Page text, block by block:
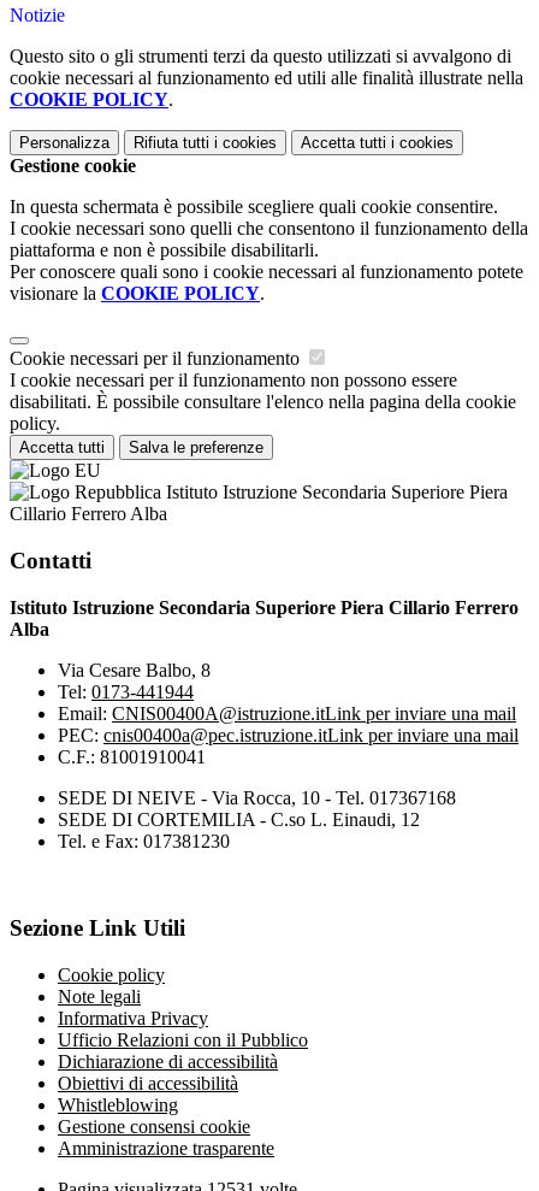
Notizie
Questo sito o gli strumenti terzi da questo utilizzati si avvalgono di
cookie necessari al funzionamento ed utili alle finalità illustrate nella
COOKIE POLICY.
Personalizza Rifiuta tutti i cookies Accetta tutti i cookies
Gestione cookie
In questa schermata è possibile scegliere quali cookie consentire.
I cookie necessari sono quelli che consentono il funzionamento della
piattaforma e non è possibile disabilitarli.
Per conoscere quali sono i cookie necessari al funzionamento potete
visionare la COOKIE POLICY.
Cookie necessari per il funzionamento
I cookie necessari per il funzionamento non possono essere
disabilitati. È possibile consultare l'elenco nella pagina della cookie
policy.
Accetta tutti Salva le preferenze
Istituto Istruzione Secondaria Superiore Piera
Cillario Ferrero Alba
Contatti
Istituto Istruzione Secondaria Superiore Piera Cillario Ferrero
Alba
Via Cesare Balbo, 8
Tel: 0173-441944
Email: CNIS00400A@istruzione.itLink per inviare una mail
PEC: cnis00400a@pec.istruzione.itLink per inviare una mail
C.F.: 81001910041
SEDE DI NEIVE - Via Rocca, 10 - Tel. 017367168
SEDE DI CORTEMILIA - C.so L. Einaudi, 12
Tel. e Fax: 017381230
Sezione Link Utili
Cookie policy
Note legali
Informativa Privacy
Ufficio Relazioni con il Pubblico
Dichiarazione di accessibilità
Obiettivi di accessibilità
Whistleblowing
Gestione consensi cookie
Amministrazione trasparente